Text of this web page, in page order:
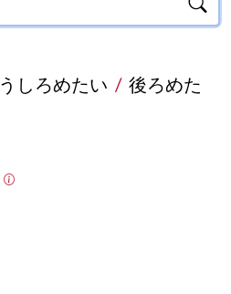
うしろめたい / 後ろめた